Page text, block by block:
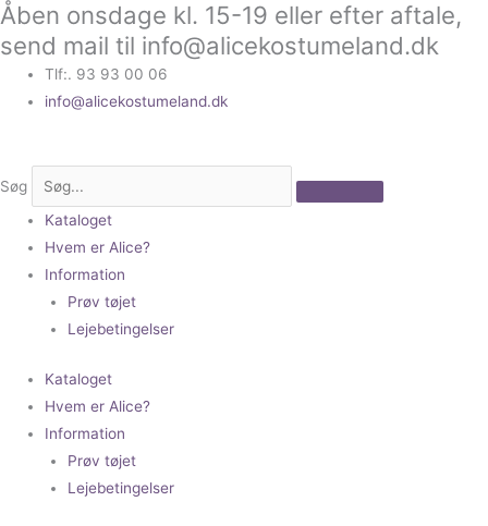
Gå
til
indholdet
Åben onsdage kl. 15-19 eller efter aftale,
send mail til info@alicekostumeland.dk
Tlf:. 93 93 00 06
info@alicekostumeland.dk
Søg
Kataloget
Hvem er Alice?
Information
Prøv tøjet
Lejebetingelser
Kataloget
Hvem er Alice?
Information
Prøv tøjet
Lejebetingelser